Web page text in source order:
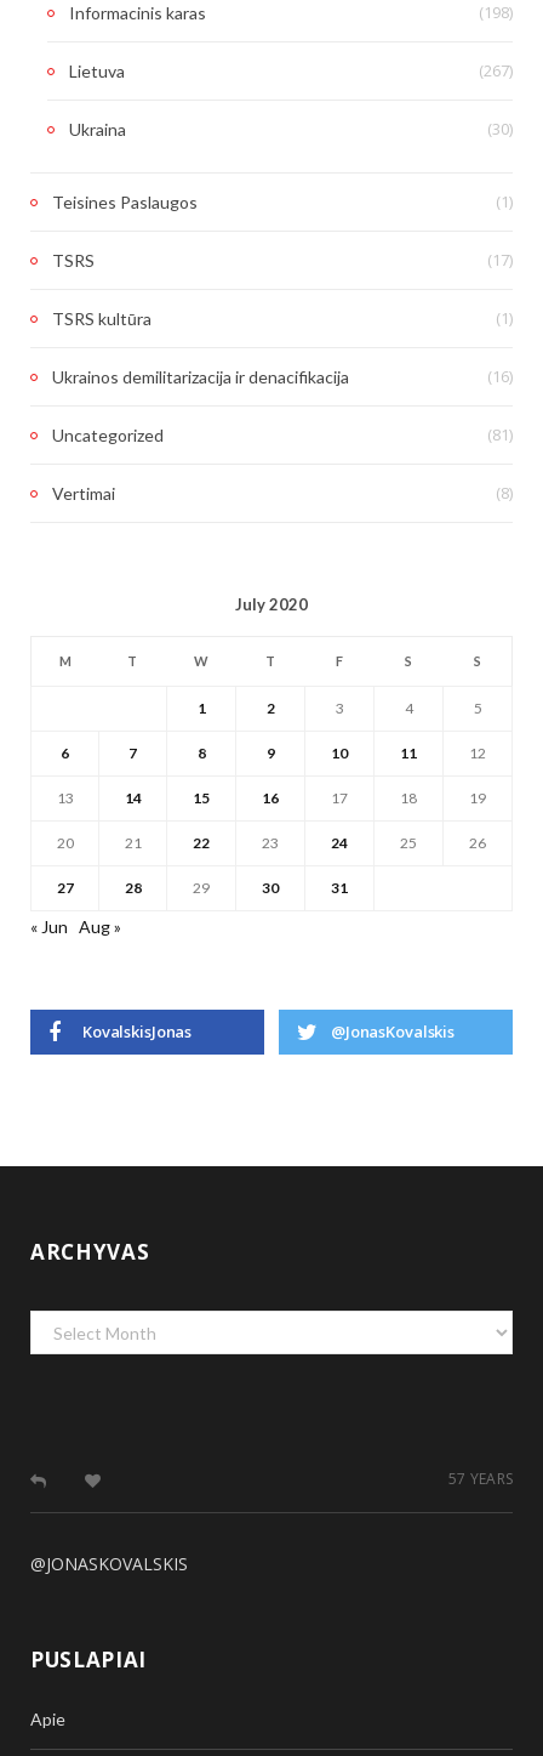
Informacinis karas (198)
Lietuva (267)
Ukraina (30)
Teisines Paslaugos (1)
TSRS (17)
TSRS kultūra (1)
Ukrainos demilitarizacija ir denacifikacija (16)
Uncategorized (81)
Vertimai (8)
July 2020
M T W T F S S
1 2 3 4 5
6 7 8 9 10 11 12
13 14 15 16 17 18 19
20 21 22 23 24 25 26
27 28 29 30 31
« Jun Aug »
KovalskisJonas @JonasKovalskis
ARCHYVAS
Archyvas
57 YEARS
@JONASKOVALSKIS
PUSLAPIAI
Apie